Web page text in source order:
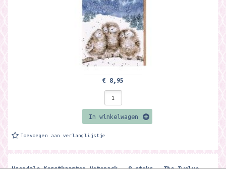
€ 8,95
In winkelwagen
Toevoegen aan verlanglijstje
Wrendale Kerstkaarten Notepack - 8 stuks - The Twelve